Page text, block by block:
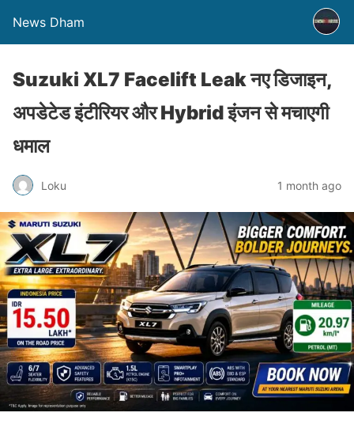
News Dham
Suzuki XL7 Facelift Leak नए डिजाइन,
अपडेटेड इंटीरियर और Hybrid इंजन से मचाएगी
धमाल
Loku 1 month ago